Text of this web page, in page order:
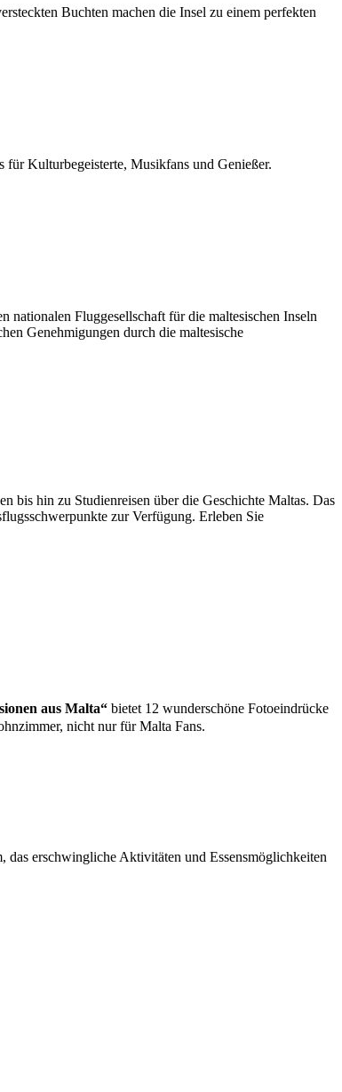
Buchten machen die Insel zu einem perfekten
für Kulturbegeisterte, Musikfans und Genießer.
nationalen Fluggesellschaft für die maltesischen Inseln
Genehmigungen durch die maltesische
bis hin zu Studienreisen über die Geschichte Maltas. Das
zur Verfügung. Erleben Sie
aus Malta“ bietet 12 wunderschöne Fotoeindrücke
nicht nur für Malta Fans.
das erschwingliche Aktivitäten und Essensmöglichkeiten